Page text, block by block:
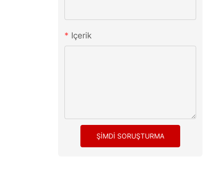
Içerik
ŞIMDI SORUŞTURMA